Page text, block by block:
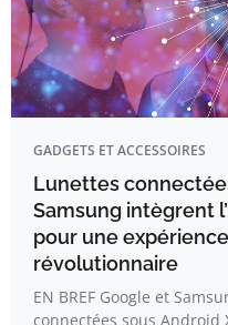
GADGETS ET ACCESSOIRES
Lunettes
Samsung intègrent
pour une
révolutionnaire
EN BREF Google et
connectées sous Android